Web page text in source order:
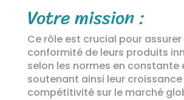
Votre mission :
Ce rôle est crucial pour assurer
conformité de leurs produits
selon les normes en constante
soutenant ainsi leur
compétitivité sur le marché